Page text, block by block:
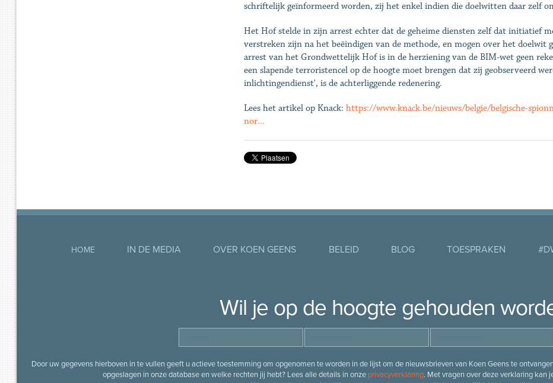
schriftelijk geïnformeerd worden, zij het enkel indien die doelwitten daar zelf
Het Hof stelde in zijn arrest echter dat de geheime diensten zelf dat initiatief
verstreken zijn na het beëindigen van de methode, en mogen over het doelwit
arrest van het Grondwettelijk Hof is in de herziening van de BIM-wet geen
een slapende terroristencel op de hoogte moet brengen dat zij geobserveerd
inlichtingendienst', is de achterliggende redenering.
Lees het artikel op Knack: https://www.knack.be/nieuws/belgie/belgische-
nor...
HOME IN DE MEDIA OVER KOEN GEENS BELEID BLOG TOESPRAKEN
Wil je op de hoogte gehouden
Door uw gegevens hierboven in te vullen geeft u actieve toestemming om opgenomen te worden in de lijst om de nieuwsbrieven van Koen Geens te
opgeslagen in onze database en welke rechten jij hebt? Lees alle details in onze privacyverklaring. Met vragen over deze verklaring kan